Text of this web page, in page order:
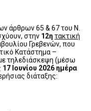
άρθρων 65 & 67 του Ν.
στην 12η τακτική
Γρεβενών, που
Κατάστημα –
τηλεδιάσκεψη (μέσω
17 Ιουνίου 2026 ημέρα
διάταξης: